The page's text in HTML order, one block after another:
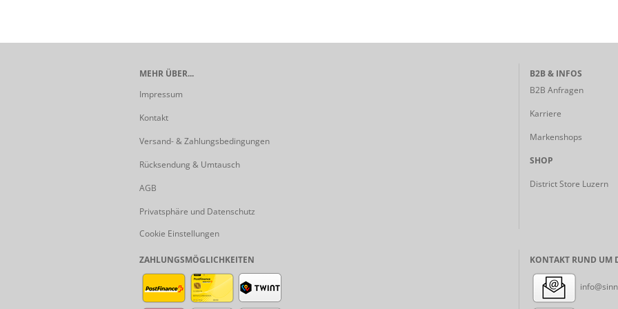
MEHR ÜBER...
Impressum
Kontakt
Versand- & Zahlungsbedingungen
Rücksendung & Umtausch
AGB
Privatsphäre und Datenschutz
Cookie Einstellungen
B2B & INFOS
B2B Anfragen
Karriere
Markenshops
SHOP
District Store Luzern
ZAHLUNGSMÖGLICHKEITEN KONTAKT RUND UM